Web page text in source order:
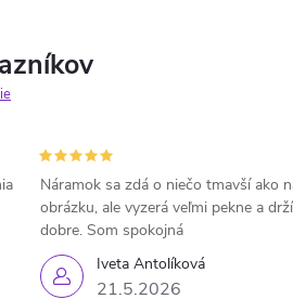
Iveta Antolíková
21.5.2026
Náramok sa zdá o niečo tmavší ako
obrázku, ale vyzerá veľmi pekne a drží
dobre. Som spokojná